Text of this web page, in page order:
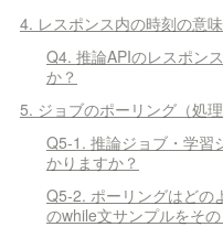
4. レスポンス内の時刻の意味
Q4. 推論APIのレスポン
か？
5. ジョブのポーリング（処理
Q5-1. 推論ジョブ・学習
かりますか？
Q5-2. ポーリングはどの
のwhile文サンプルをそ